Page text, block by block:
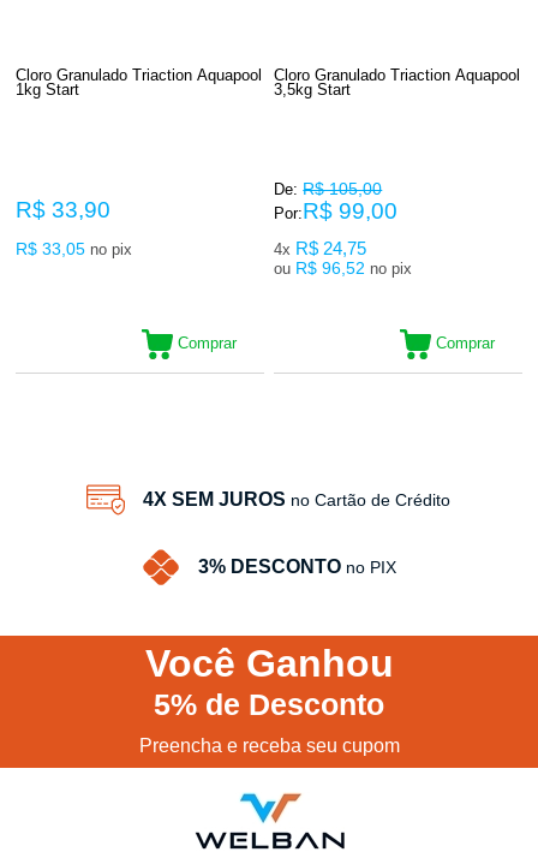
Cloro Granulado Triaction Aquapool
1kg Start
R$ 33,90
R$ 33,05 no pix
Comprar
Cloro Granulado Triaction Aquapool
3,5kg Start
De: R$ 105,00
Por:R$ 99,00
4x R$ 24,75
ou R$ 96,52 no pix
Comprar
4X SEM JUROS no Cartão de Crédito
3% DESCONTO no PIX
Você Ganhou
5% de Desconto
Preencha e receba seu cupom